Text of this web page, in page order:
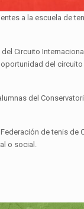
a la escuela de
Circuito
del
del
de tenis
o social.